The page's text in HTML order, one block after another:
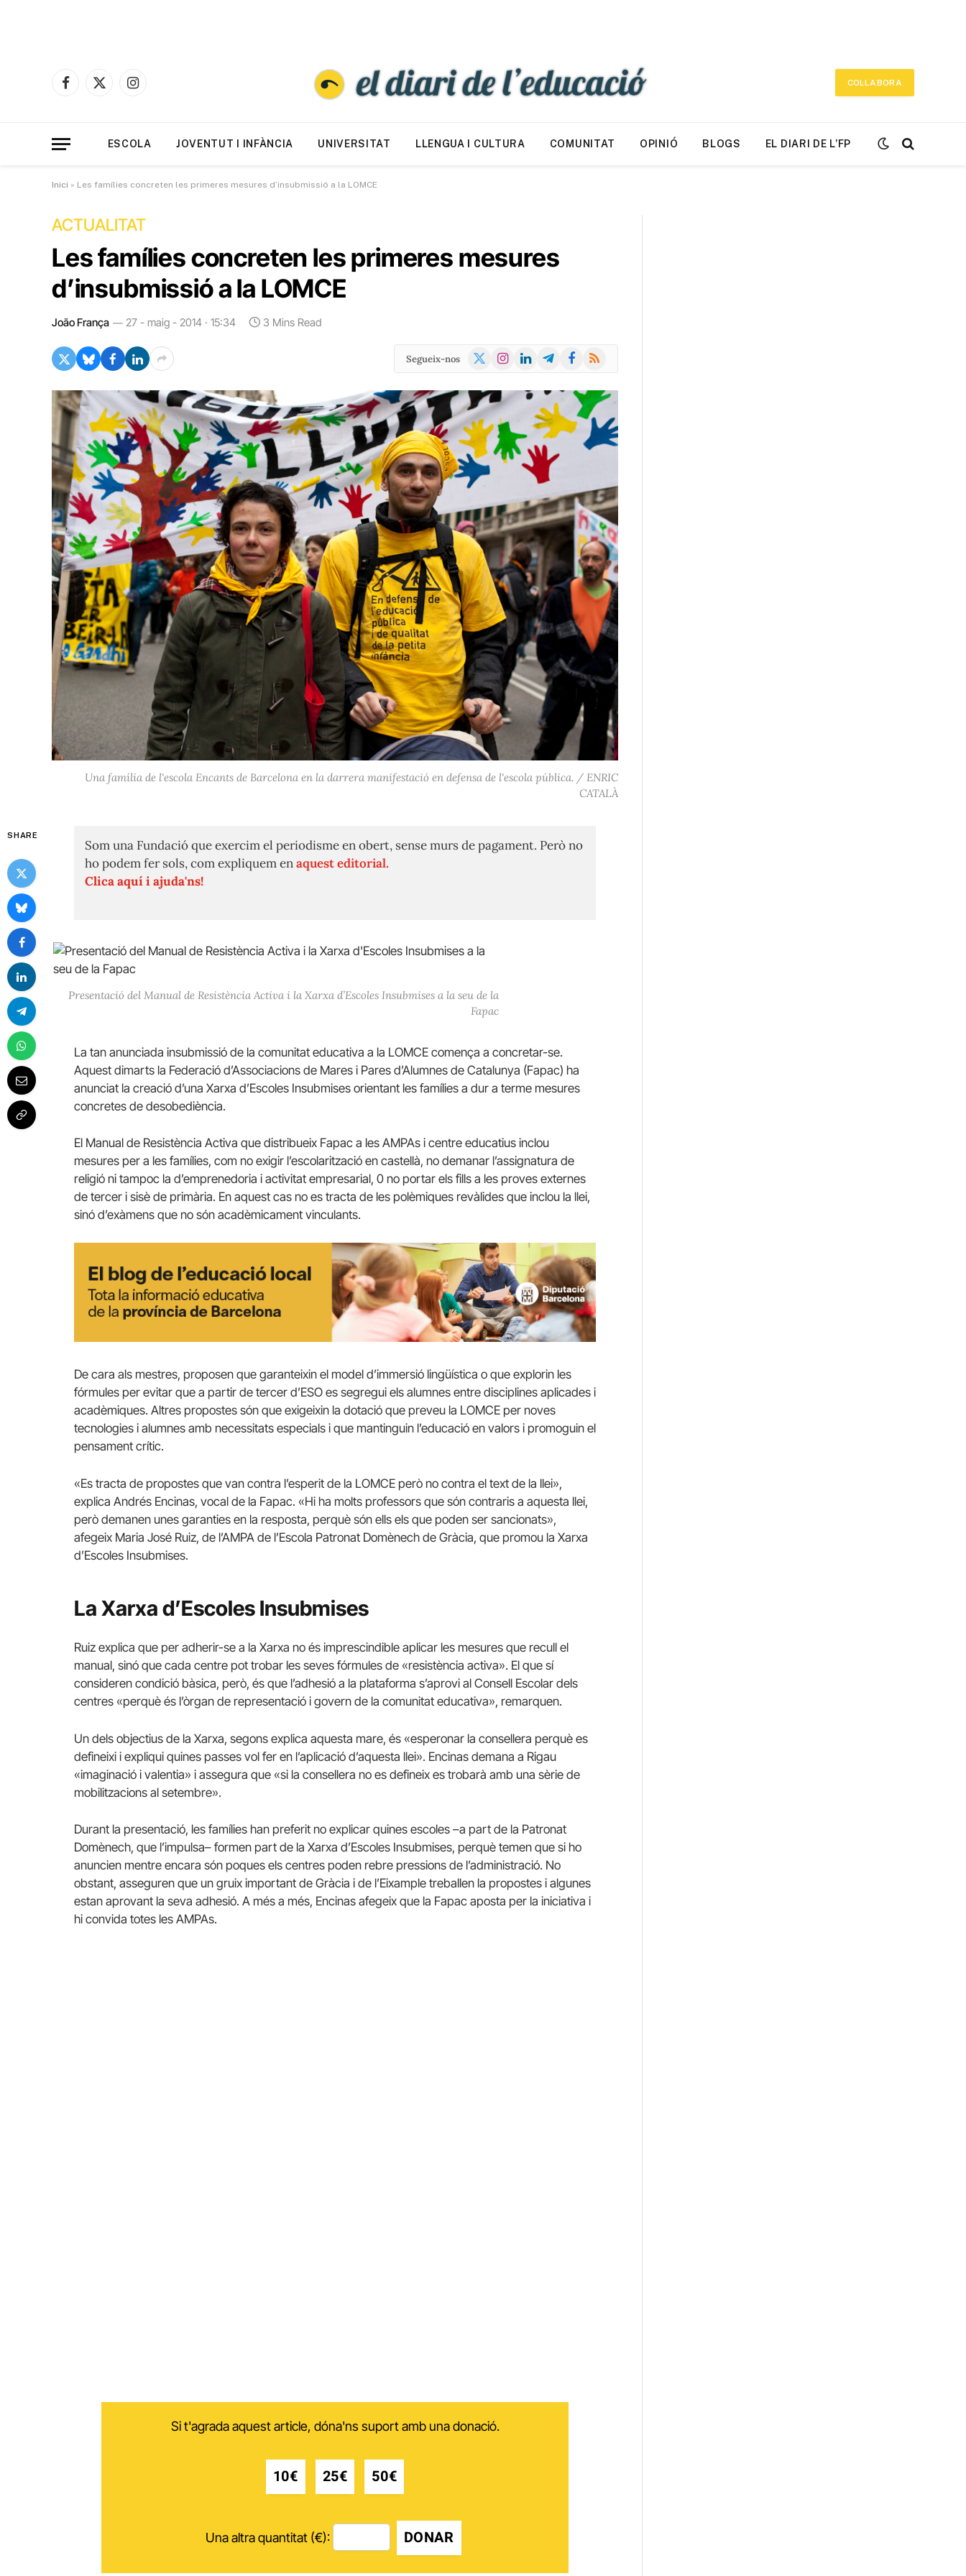
Facebook
X
Instagram
COL·LABORA
ESCOLA JOVENTUT I INFÀNCIA UNIVERSITAT LLENGUA I CULTURA COMUNITAT OPINIÓ BLOGS EL DIARI DE L’FP
Inici » Les famílies concreten les primeres mesures d’insubmissió a la LOMCE
ACTUALITAT
Les famílies concreten les primeres mesures
d’insubmissió a la LOMCE
João França 27 - maig - 2014 · 15:34 3 Mins Read
Segueix-nos
X
Instagram
LinkedInTelegramFacebook
RSS
Una família de l'escola Encants de Barcelona en la darrera manifestació en defensa de l'escola pública. / ENRIC
CATALÀ
SHARE
Som una Fundació que exercim el periodisme en obert, sense murs de pagament. Però no
ho podem fer sols, com expliquem enaquest editorial.
Clica aquí i ajuda'ns!
Presentació del Manual de Resistència Activa i la Xarxa d’Escoles Insubmises a la seu de la
Fapac
La tan anunciada insubmissió de la comunitat educativa a la LOMCE comença a concretar-se.
Aquest dimarts la Federació d’Associacions de Mares i Pares d’Alumnes de Catalunya (Fapac) ha
anunciat la creació d’una Xarxa d’Escoles Insubmises orientant les famílies a dur a terme mesures
concretes de desobediència.
El Manual de Resistència Activa que distribueix Fapac a les AMPAs i centre educatius inclou
mesures per a les famílies, com no exigir l’escolarització en castellà, no demanar l’assignatura de
religió ni tampoc la d’emprenedoria i activitat empresarial, 0 no portar els fills a les proves externes
de tercer i sisè de primària. En aquest cas no es tracta de les polèmiques revàlides que inclou la llei,
sinó d’exàmens que no són acadèmicament vinculants.
De cara als mestres, proposen que garanteixin el model d’immersió lingüística o que explorin les
fórmules per evitar que a partir de tercer d’ESO es segregui els alumnes entre disciplines aplicades i
acadèmiques. Altres propostes són que exigeixin la dotació que preveu la LOMCE per noves
tecnologies i alumnes amb necessitats especials i que mantinguin l’educació en valors i promoguin el
pensament crític.
«Es tracta de propostes que van contra l’esperit de la LOMCE però no contra el text de la llei»,
explica Andrés Encinas, vocal de la Fapac. «Hi ha molts professors que són contraris a aquesta llei,
però demanen unes garanties en la resposta, perquè són ells els que poden ser sancionats»,
afegeix Maria José Ruiz, de l’AMPA de l’Escola Patronat Domènech de Gràcia, que promou la Xarxa
d’Escoles Insubmises.
La Xarxa d’Escoles Insubmises
Ruiz explica que per adherir-se a la Xarxa no és imprescindible aplicar les mesures que recull el
manual, sinó que cada centre pot trobar les seves fórmules de «resistència activa». El que sí
consideren condició bàsica, però, és que l’adhesió a la plataforma s’aprovi al Consell Escolar dels
centres «perquè és l’òrgan de representació i govern de la comunitat educativa», remarquen.
Un dels objectius de la Xarxa, segons explica aquesta mare, és «esperonar la consellera perquè es
defineixi i expliqui quines passes vol fer en l’aplicació d’aquesta llei». Encinas demana a Rigau
«imaginació i valentia» i assegura que «si la consellera no es defineix es trobarà amb una sèrie de
mobilitzacions al setembre».
Durant la presentació, les famílies han preferit no explicar quines escoles –a part de la Patronat
Domènech, que l’impulsa– formen part de la Xarxa d’Escoles Insubmises, perquè temen que si ho
anuncien mentre encara són poques els centres poden rebre pressions de l’administració. No
obstant, asseguren que un gruix important de Gràcia i de l’Eixample treballen la propostes i algunes
estan aprovant la seva adhesió. A més a més, Encinas afegeix que la Fapac aposta per la iniciativa i
hi convida totes les AMPAs.
Si t'agrada aquest article, dóna'ns suport amb una donació.
10€ 25€ 50€
Una altra quantitat (€): DONAR